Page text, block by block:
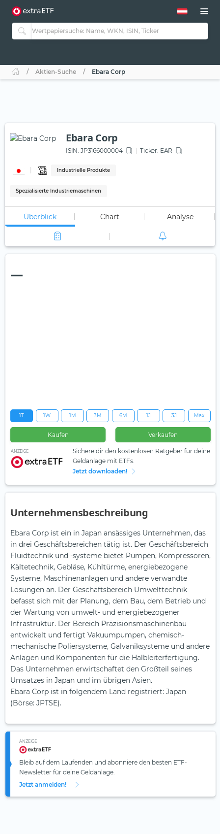
Aktien-Suche Ebara Corp
Ebara Corp
ISIN: JP3166000004 Ticker: EAR
Industrielle Produkte
Spezialisierte Industriemaschinen
Überblick Chart Analyse
—
1T 1W 1M 3M 6M 1J 3J Max
Kaufen Verkaufen
ANZEIGE
Sichere dir den kostenlosen Ratgeber für deine
Geldanlage mit ETFs.
Jetzt downloaden!
Unternehmensbeschreibung
Ebara Corp ist ein in Japan ansässiges Unternehmen, das
in drei Geschäftsbereichen tätig ist. Der Geschäftsbereich
Fluidtechnik und -systeme bietet Pumpen, Kompressoren,
Kältetechnik, Gebläse, Kühltürme, energiebezogene
Systeme, Maschinenanlagen und andere verwandte
Lösungen an. Der Geschäftsbereich Umwelttechnik
befasst sich mit der Planung, dem Bau, dem Betrieb und
der Wartung von umwelt- und energiebezogener
Infrastruktur. Der Bereich Präzisionsmaschinenbau
entwickelt und fertigt Vakuumpumpen, chemisch-
mechanische Poliersysteme, Galvaniksysteme und andere
Anlagen und Komponenten für die Halbleiterfertigung.
Das Unternehmen erwirtschaftet den Großteil seines
Umsatzes in Japan und im übrigen Asien.
Ebara Corp ist in folgendem Land registriert: Japan
(Börse: JPTSE).
ANZEIGE
Bleib auf dem Laufenden und abonniere den besten ETF-
Newsletter für deine Geldanlage.
Jetzt anmelden!